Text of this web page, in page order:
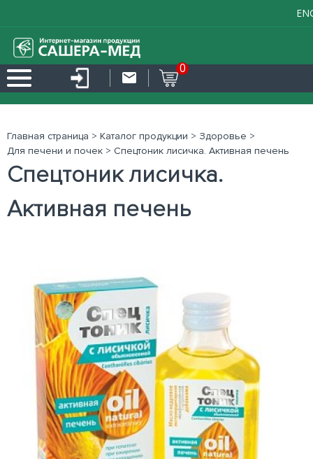
0
Главная страница > Каталог продукции > Здоровье >
Для печени и почек > Спецтоник лисичка. Активная печень
Спецтоник лисичка.
Активная печень